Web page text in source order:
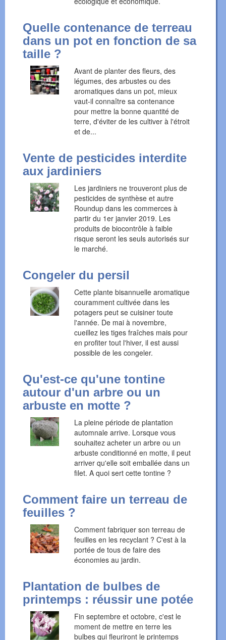
Quelle contenance de terreau
dans un pot en fonction de sa
taille ?
Avant de planter des fleurs, des
légumes, des arbustes ou des
aromatiques dans un pot, mieux
vaut-il connaître sa contenance
pour mettre la bonne quantité de
terre, d'éviter de les cultiver à l'étroit
et de...
Vente de pesticides interdite
aux jardiniers
Les jardiniers ne trouveront plus de
pesticides de synthèse et autre
Roundup dans les commerces à
partir du 1er janvier 2019. Les
produits de biocontrôle à faible
risque seront les seuls autorisés sur
le marché.
Congeler du persil
Cette plante bisannuelle aromatique
couramment cultivée dans les
potagers peut se cuisiner toute
l'année. De mai à novembre,
cueillez les tiges fraîches mais pour
en profiter tout l'hiver, il est aussi
possible de les congeler.
Qu'est-ce qu'une tontine
autour d'un arbre ou un
arbuste en motte ?
La pleine période de plantation
automnale arrive. Lorsque vous
souhaitez acheter un arbre ou un
arbuste conditionné en motte, il peut
arriver qu'elle soit emballée dans un
filet. A quoi sert cette tontine ?
Comment faire un terreau de
feuilles ?
Comment fabriquer son terreau de
feuilles en les recyclant ? C'est à la
portée de tous de faire des
économies au jardin.
Plantation de bulbes de
printemps : réussir une potée
Fin septembre et octobre, c'est le
moment de mettre en terre les
bulbes qui fleuriront le printemps